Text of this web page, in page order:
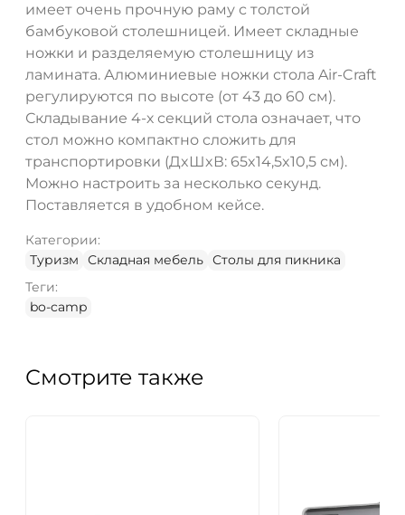
имеет очень прочную раму с толстой
бамбуковой столешницей. Имеет складные
ножки и разделяемую столешницу из
ламината. Алюминиевые ножки стола Air-Craft
регулируются по высоте (от 43 до 60 см).
Складывание 4-х секций стола означает, что
стол можно компактно сложить для
транспортировки (ДxШxВ: 65x14,5x10,5 см).
Можно настроить за несколько секунд.
Поставляется в удобном кейсе.
Категории:
Туризм
Складная мебель Столы для пикника
Теги:
bo-camp
Смотрите также